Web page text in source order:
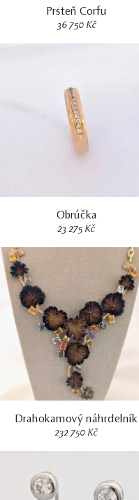
Prsteň Corfu
36 750 Kč
Obrúčka
23 275 Kč
Drahokamový náhrdelník
232 750 Kč